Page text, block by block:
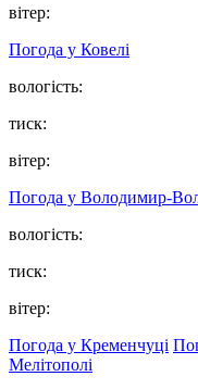
вітер:
Погода у Ковелі
вологість:
тиск:
вітер:
Погода у Володимир-
вологість:
тиск:
вітер:
Погода у Кременчуці
Мелітополі